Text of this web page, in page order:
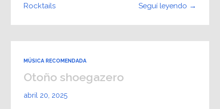
Seguí leyendo →
Rocktails
MÚSICA RECOMENDADA
Otoño shoegazero
abril 20, 2025